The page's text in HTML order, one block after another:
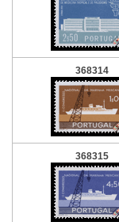
368314
368315